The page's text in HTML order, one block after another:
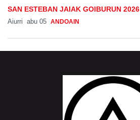
SAN ESTEBAN JAIAK GOIBURUN 2026
Aiurri abu 05 ANDOAIN